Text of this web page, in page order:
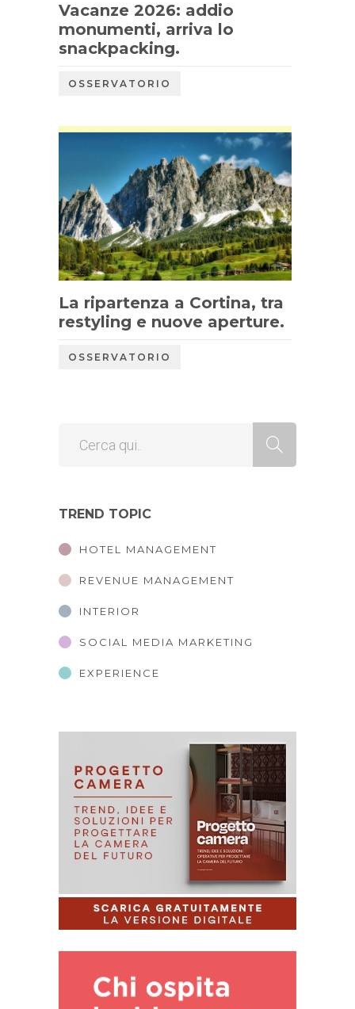
Vacanze 2026: addio
monumenti, arriva lo
snackpacking.
OSSERVATORIO
La ripartenza a Cortina, tra
restyling e nuove aperture.
OSSERVATORIO
TREND TOPIC
HOTEL MANAGEMENT
REVENUE MANAGEMENT
INTERIOR
SOCIAL MEDIA MARKETING
EXPERIENCE